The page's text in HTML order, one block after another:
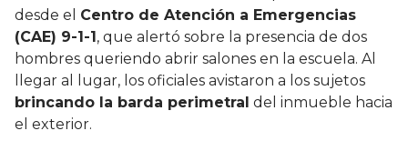
desde el Centro de Atención a Emergencias
(CAE) 9-1-1, que alertó sobre la presencia de dos
hombres queriendo abrir salones en la escuela. Al
llegar al lugar, los oficiales avistaron a los sujetos
brincando la barda perimetral del inmueble hacia
el exterior.